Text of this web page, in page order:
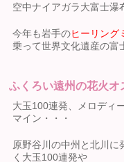
空中ナイアガラ大富士瀑
今年も岩手のヒーリング
乗って世界文化遺産の富
ふくろい遠州の花火オ
大玉100連発、メロディ
マイン・・・
原野谷川の中州と北川に
く大玉100連発や